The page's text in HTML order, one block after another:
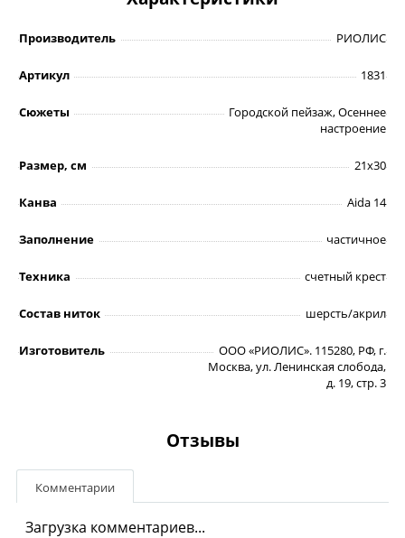
Производитель РИОЛИС
Артикул 1831
Сюжеты
Городской пейзаж, Осеннее
настроение
Размер, см 21х30
Канва Aida 14
Заполнение частичное
Техника счетный крест
Состав ниток шерсть/акрил
Изготовитель
ООО «РИОЛИС». 115280, РФ, г.
Москва, ул. Ленинская слобода,
д. 19, стр. 3
Отзывы
Комментарии
Загрузка комментариев...